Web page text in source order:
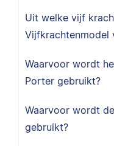
Uit welke vijf
Vijfkrachtenmodel
Waarvoor wordt
Porter gebruikt?
Waarvoor wordt
gebruikt?